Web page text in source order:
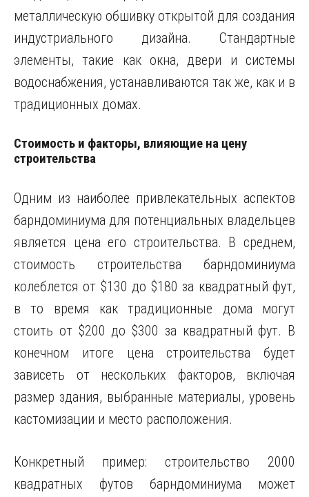
металлическую обшивку открытой для создания
индустриального дизайна. Стандартные
элементы, такие как окна, двери и системы
водоснабжения, устанавливаются так же, как и в
традиционных домах.
Стоимость и факторы, влияющие на цену
строительства
Одним из наиболее привлекательных аспектов
барндоминиума для потенциальных владельцев
является цена его строительства. В среднем,
стоимость строительства барндоминиума
колеблется от $130 до $180 за квадратный фут,
в то время как традиционные дома могут
стоить от $200 до $300 за квадратный фут. В
конечном итоге цена строительства будет
зависеть от нескольких факторов, включая
размер здания, выбранные материалы, уровень
кастомизации и место расположения.
Конкретный пример: строительство 2000
квадратных футов барндоминиума может